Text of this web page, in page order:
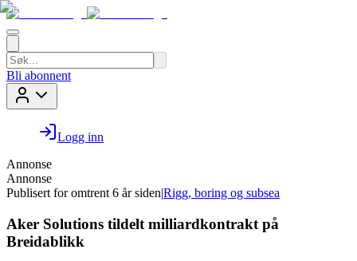
Bli abonnent
Logg inn
Annonse
Annonse
Publisert for omtrent 6 år siden|Rigg, boring og subsea
Aker Solutions tildelt milliardkontrakt på
Breidablikk